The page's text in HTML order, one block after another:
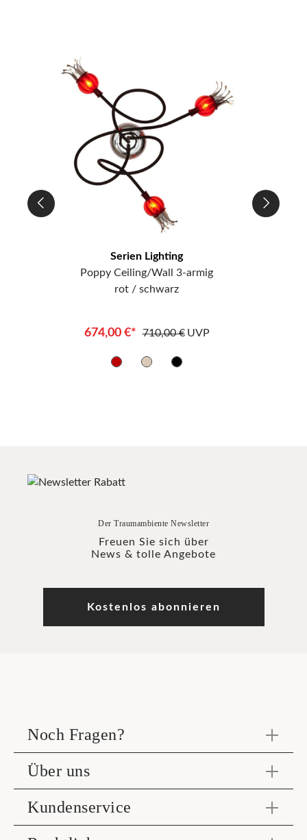
Serien Lighting
Poppy Ceiling/Wall 3-armig
rot / schwarz
674,00 €* 710,00 € UVP
Der Traumambiente Newsletter
Freuen Sie sich über
News & tolle Angebote
Kostenlos abonnieren
Noch Fragen?
Über uns
Kundenservice